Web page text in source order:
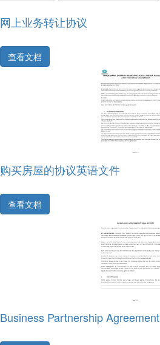
网上业务转让协议
查看文档
购买房屋的协议英语文件
查看文档
Business Partnership Agreement